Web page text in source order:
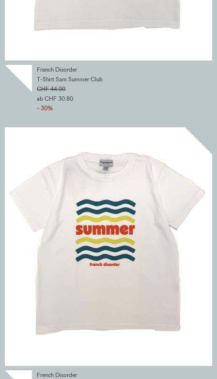
French Disorder
T-Shirt Sam Summer Club
CHF 44.00
ab CHF 30.80
- 30%
French Disorder